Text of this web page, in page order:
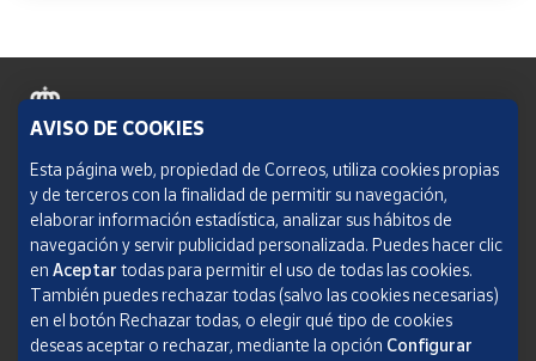
Política de cookies
Aviso legal
Condiciones del servicio
Política de Privacidad Web
AVISO DE COOKIES
Esta página web, propiedad de Correos, utiliza cookies propias
y de terceros con la finalidad de permitir su navegación,
elaborar información estadística, analizar sus hábitos de
navegación y servir publicidad personalizada. Puedes hacer clic
en Aceptar todas para permitir el uso de todas las cookies.
También puedes rechazar todas (salvo las cookies necesarias)
en el botón Rechazar todas, o elegir qué tipo de cookies
deseas aceptar o rechazar, mediante la opción Configurar